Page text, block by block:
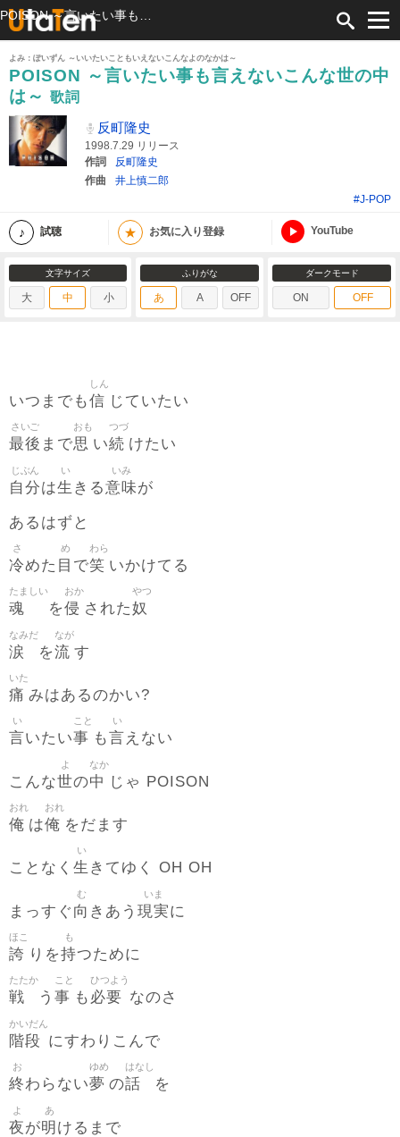
よみ：ぽいずん ～いいたいこともいえないこんなよのなかは～
POISON ～言いたい事も言えないこんな世の中
は～ 歌詞
反町隆史
1998.7.29 リリース
作詞
反町隆史
作曲
井上慎二郎
#J-POP
試聴 ★ お気に入り登録 YouTube
文字サイズ
大 中 小
ふりがな
あ A OFF
ダークモード
ON OFF
いつまでも信
しん
じていたい
最後
さいご
まで思
おも
い続
つづ
けたい
自分
じぶん
は生
い
きる意味
いみ
が
あるはずと
冷
さ
めた 目
め
で笑
わら
いかけてる
魂
たましい
を侵
おか
された奴
やつ
涙
なみだ
を流
なが
す
痛
いた
みはあるのかい?
言
い
いたい事
こと
も言
い
えない
こんな世
よ
の中
なか
じゃ POISON
俺
おれ
は俺
おれ
をだます
ことなく 生
い
きてゆく OH OH
まっすぐ 向
む
きあう 現実
いま
に
誇
ほこ
りを持
も
つために
戦
たたか
う 事
こと
も 必要
ひつよう
なのさ
階段
かいだん
にすわりこんで
終
お
わらない夢
ゆめ
の話
はなし
を
夜
よ
が明
あ
けるまで